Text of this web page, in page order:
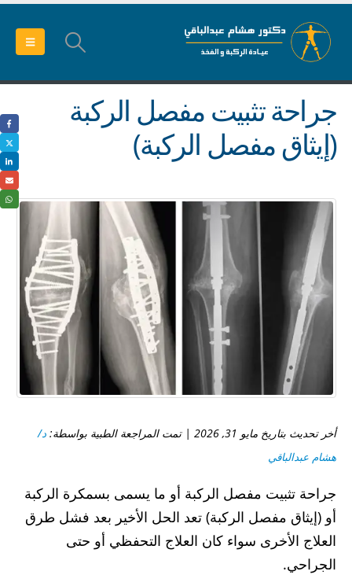
جراحة تثبيت مفصل الركبة
(إيثاق مفصل الركبة)
أخر تحديث بتاريخ مايو 31, 2026 | تمت المراجعة الطبية بواسطة:
د/
هشام عبدالباقي
جراحة تثبيت مفصل الركبة أو ما يسمى بسمكرة الركبة
أو (إيثاق مفصل الركبة) تعد الحل الأخير بعد فشل طرق
العلاج الأخرى سواء كان العلاج التحفظي أو حتى
الجراحي.